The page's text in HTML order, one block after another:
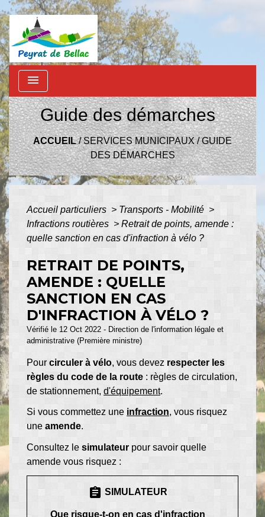
menu
Guide des démarches
ACCUEIL/SERVICES MUNICIPAUX/GUIDE
DES DÉMARCHES
Accueil particuliers > Transports - Mobilité >
Infractions routières > Retrait de points, amende :
quelle sanction en cas d'infraction à vélo ?
RETRAIT DE POINTS,
AMENDE : QUELLE
SANCTION EN CAS
D'INFRACTION À VÉLO ?
Vérifié le 12 Oct 2022 - Direction de l'information légale et
administrative (Première ministre)
Pour circuler à vélo, vous devez respecter les
règles du code de la route : règles de circulation,
de stationnement, d'équipement.
Si vous commettez une infraction, vous risquez
une amende.
Consultez le simulateur pour savoir quelle
amende vous risquez :
assignment SIMULATEUR
Que risque-t-on en cas d'infraction